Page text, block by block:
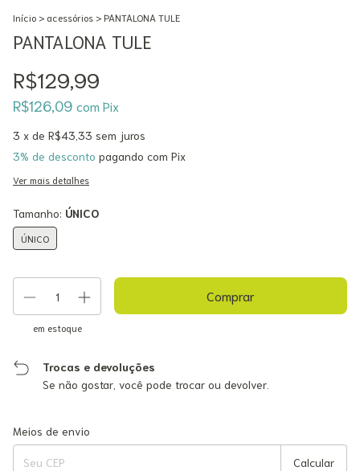
Início > acessórios > PANTALONA TULE
PANTALONA TULE
R$129,99
R$126,09 com Pix
3 x de R$43,33 sem juros
3% de desconto pagando com Pix
Ver mais detalhes
Tamanho: ÚNICO
ÚNICO
em estoque
Trocas e devoluções
Se não gostar, você pode trocar ou devolver.
Entregas para o CEP:
Meios de envio
Calcular